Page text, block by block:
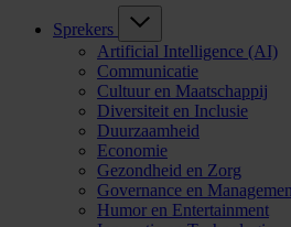
Sprekers
Artificial Intelligence (AI)
Communicatie
Cultuur en Maatschappij
Diversiteit en Inclusie
Duurzaamheid
Economie
Gezondheid en Zorg
Governance en
Humor en Entertainment